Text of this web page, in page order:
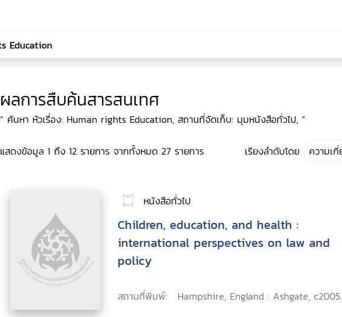
ผลการสืบค้นสารสนเทศ
“ ค้นหา หัวเรื่อง: Human rights Education, สถานที่จัดเก็บ: มุมหนังสือทั่วไป, ”
แสดงข้อมูล 1 ถึง 12 รายการ จากทั้งหมด 27 รายการ เรียงลำดับโดย
หนังสือทั่วไป
Children, education, and health :
international perspectives on law and
policy
สถานที่พิมพ์: Hampshire, England : Ashgate, c2005.